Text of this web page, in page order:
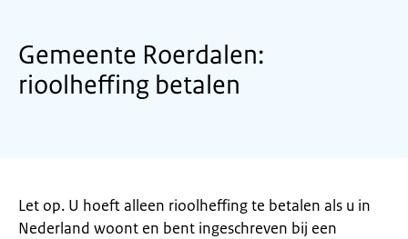
Gemeente Roerdalen:
rioolheffing betalen
Let op. U hoeft alleen rioolheffing te betalen als u in
Nederland woont en bent ingeschreven bij een